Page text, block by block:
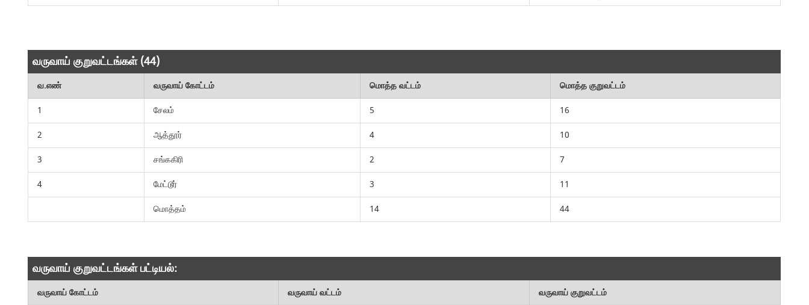
வருவாய் குறுவட்டங்கள் (44)
வ.எண் வருவாய் கோட்டம் மொத்த வட்டம்
மொத்த குறுவட்டம்
1
சேலம் 5
16
2
ஆத்தூர் 4
10
3
சங்ககிரி 2
7
4
மேட்டூர் 3
11
மொத்தம்
14 44
வருவாய் குறுவட்டங்கள் பட்டியல்:
வருவாய் கோட்டம் வருவாய் வட்டம்
வருவாய் குறுவட்டம்